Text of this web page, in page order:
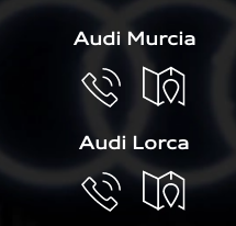
Audi Murcia
Audi Lorca